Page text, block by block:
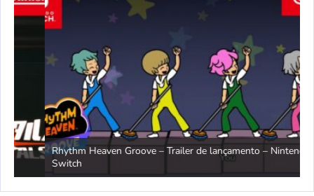
Rhythm Heaven Groove – Trailer de lançamento – Nintendo
Switch